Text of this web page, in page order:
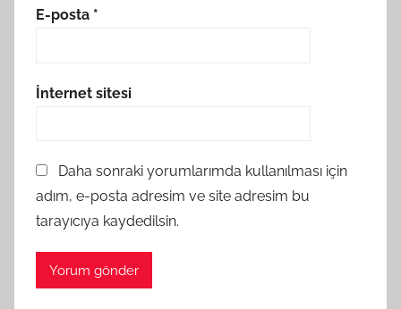
E-posta *
İnternet sitesi
Daha sonraki yorumlarımda kullanılması için
adım, e-posta adresim ve site adresim bu
tarayıcıya kaydedilsin.